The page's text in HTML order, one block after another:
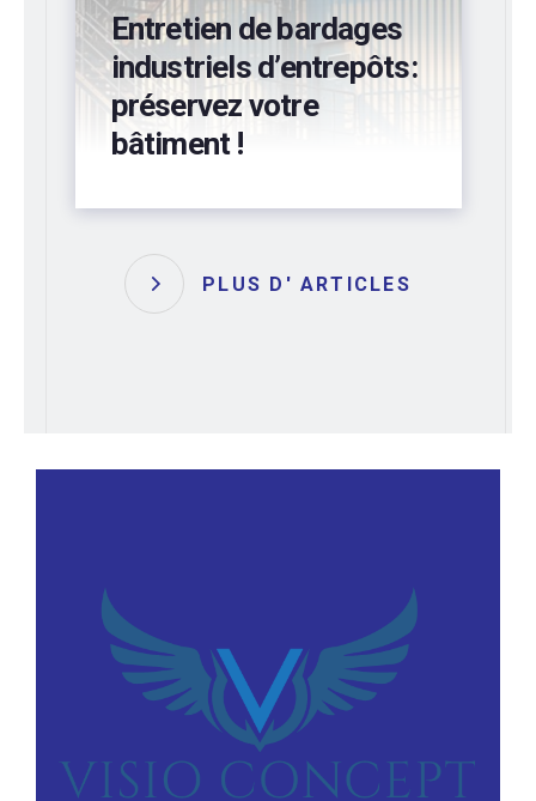
Entretien de bardages
industriels d’entrepôts:
préservez votre
bâtiment !
PLUS D' ARTICLES